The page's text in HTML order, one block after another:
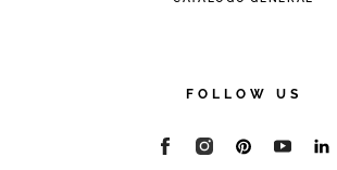
FOLLOW US